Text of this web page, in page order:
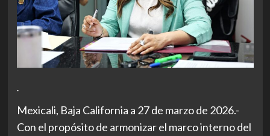
.
Mexicali, Baja California a 27 de marzo de 2026.-
Con el propósito de armonizar el marco interno del